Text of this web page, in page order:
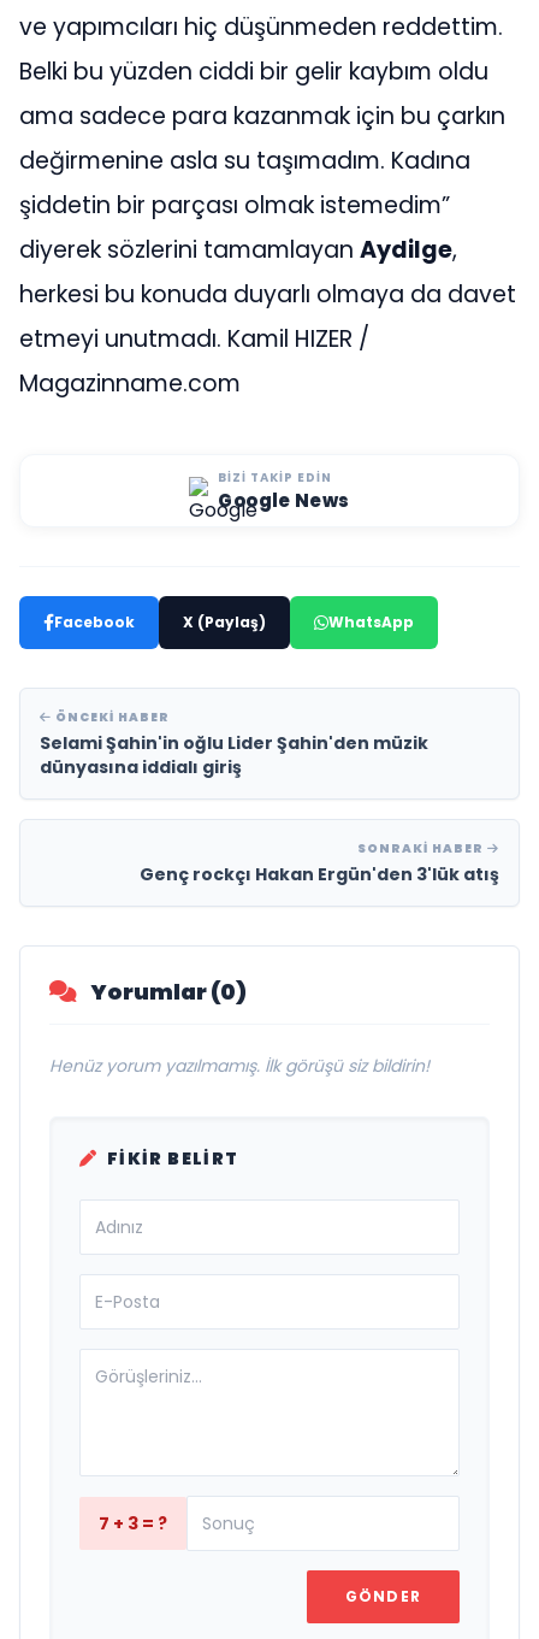
ve yapımcıları hiç düşünmeden reddettim.
Belki bu yüzden ciddi bir gelir kaybım oldu
ama sadece para kazanmak için bu çarkın
değirmenine asla su taşımadım. Kadına
şiddetin bir parçası olmak istemedim”
diyerek sözlerini tamamlayan Aydilge,
herkesi bu konuda duyarlı olmaya da davet
etmeyi unutmadı. Kamil HIZER /
Magazinname.com
BIZI TAKIP EDIN
Google News
Facebook X (Paylaş) WhatsApp
ÖNCEKI HABER
Selami Şahin'in oğlu Lider Şahin'den müzik
dünyasına iddialı giriş
SONRAKI HABER
Genç rockçı Hakan Ergün'den 3'lük atış
Yorumlar (0)
Henüz yorum yazılmamış. İlk görüşü siz bildirin!
FIKIR BELIRT
7 + 3 = ?
GÖNDER